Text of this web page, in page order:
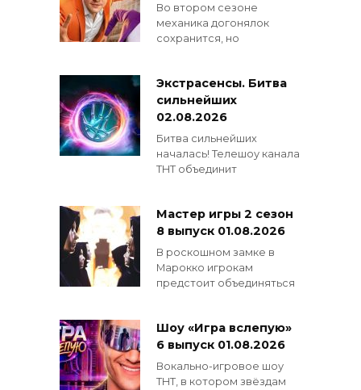
Во втором сезоне
механика догонялок
сохранится, но
Экстрасенсы. Битва
сильнейших
02.08.2026
Битва сильнейших
началась! Телешоу канала
ТНТ объединит
Мастер игры 2 сезон
8 выпуск 01.08.2026
В роскошном замке в
Марокко игрокам
предстоит объединяться
Шоу «Игра вслепую»
6 выпуск 01.08.2026
Вокально-игровое шоу
ТНТ, в котором звёздам